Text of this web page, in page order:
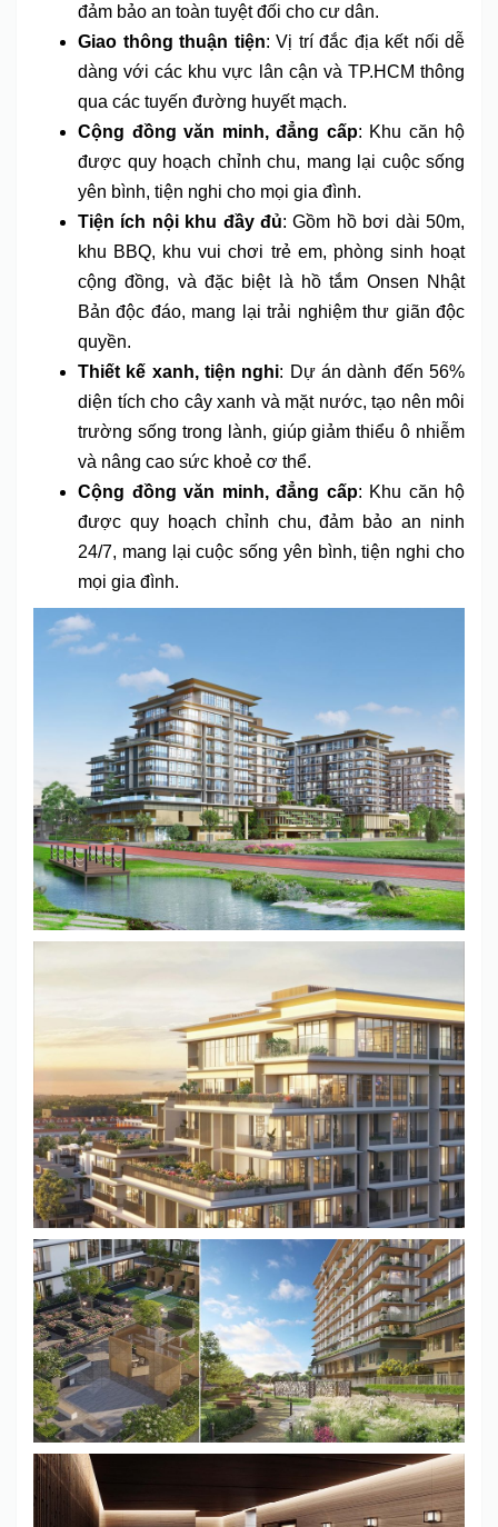
đảm bảo an toàn tuyệt đối cho cư dân.
Giao thông thuận tiện: Vị trí đắc địa kết nối dễ
dàng với các khu vực lân cận và TP.HCM thông
qua các tuyến đường huyết mạch.
Cộng đồng văn minh, đẳng cấp: Khu căn hộ
được quy hoạch chỉnh chu, mang lại cuộc sống
yên bình, tiện nghi cho mọi gia đình.
Tiện ích nội khu đầy đủ: Gồm hồ bơi dài 50m,
khu BBQ, khu vui chơi trẻ em, phòng sinh hoạt
cộng đồng, và đặc biệt là hồ tắm Onsen Nhật
Bản độc đáo, mang lại trải nghiệm thư giãn độc
quyền.
Thiết kế xanh, tiện nghi: Dự án dành đến 56%
diện tích cho cây xanh và mặt nước, tạo nên môi
trường sống trong lành, giúp giảm thiểu ô nhiễm
và nâng cao sức khoẻ cơ thể.
Cộng đồng văn minh, đẳng cấp: Khu căn hộ
được quy hoạch chỉnh chu, đảm bảo an ninh
24/7, mang lại cuộc sống yên bình, tiện nghi cho
mọi gia đình.